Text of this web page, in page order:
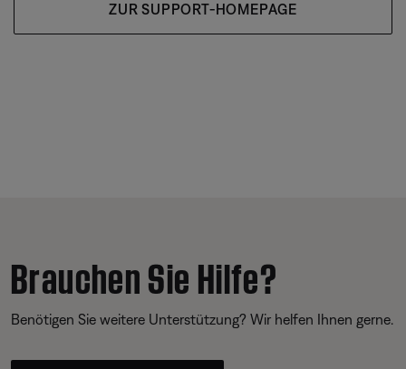
ZUR SUPPORT-HOMEPAGE
Brauchen Sie Hilfe?
Benötigen Sie weitere Unterstützung? Wir helfen Ihnen gerne.